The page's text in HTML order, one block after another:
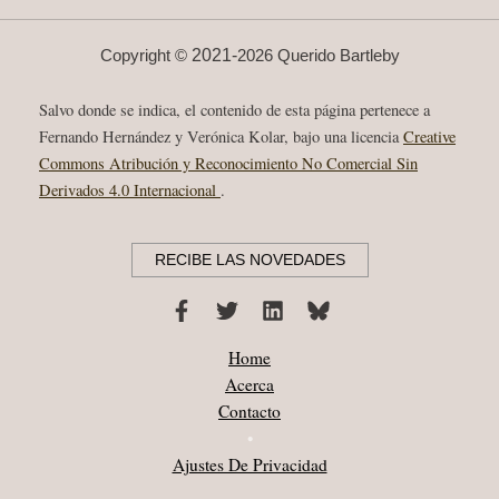
Copyright © 2021-2026 Querido Bartleby
Salvo donde se indica, el contenido de esta página pertenece a
Fernando Hernández y Verónica Kolar, bajo una licencia Creative
Commons Atribución y Reconocimiento No Comercial Sin
Derivados 4.0 Internacional .
RECIBE LAS NOVEDADES
Home
Acerca
Contacto
•
Ajustes De Privacidad